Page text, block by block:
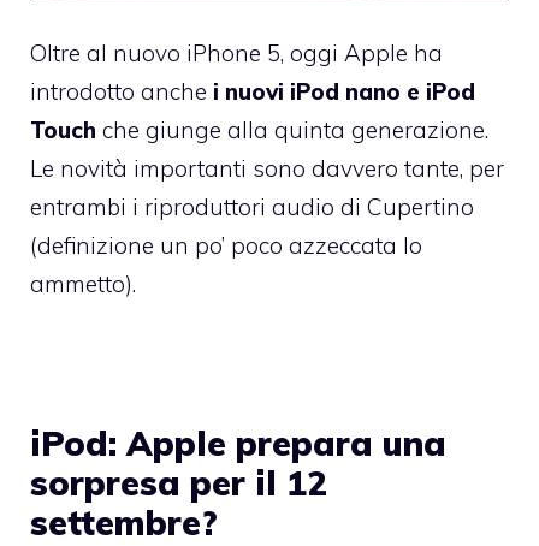
Oltre al nuovo iPhone 5, oggi Apple ha
introdotto anche i nuovi iPod nano e iPod
Touch che giunge alla quinta generazione.
Le novità importanti sono davvero tante, per
entrambi i riproduttori audio di Cupertino
(definizione un po’ poco azzeccata lo
ammetto).
iPod: Apple prepara una
sorpresa per il 12
settembre?